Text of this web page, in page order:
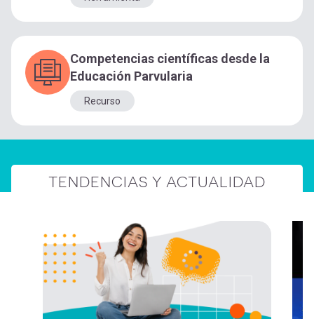
Competencias científicas desde la
Educación Parvularia
Recurso
TENDENCIAS Y ACTUALIDAD